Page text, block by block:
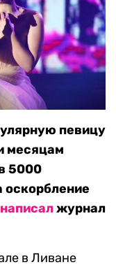
певицу
месяцам
5000
оскорбление
написалжурнал
в Ливане